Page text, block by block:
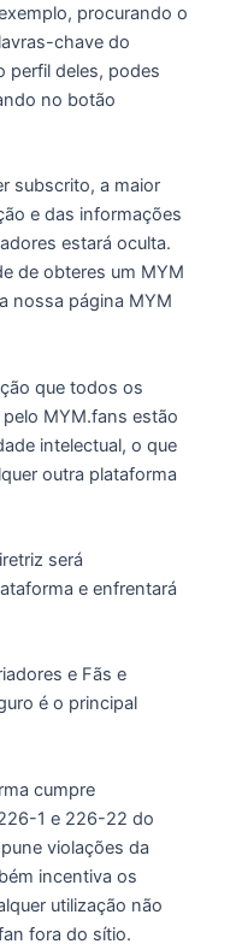
procurando o
chave do
perfil deles, podes
no botão
subscrito, a maior
e das informações
estará oculta.
de obteres um MYM
nossa página MYM
que todos os
MYM.fans estão
intelectual, o que
outra plataforma
será
e enfrentará
e Fãs e
é o principal
cumpre
1 e 226-22 do
violações da
incentiva os
utilização não
fora do sítio.